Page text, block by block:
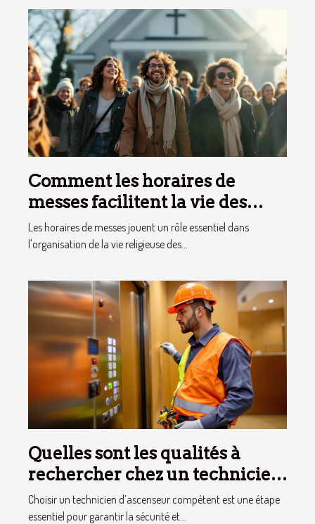
Comment les horaires de
messes facilitent la vie des
pratiquants ?
Les horaires de messes jouent un rôle essentiel dans
l'organisation de la vie religieuse des...
Quelles sont les qualités à
rechercher chez un technicien
d’ascenseur ?
Choisir un technicien d’ascenseur compétent est une étape
essentiel pour garantir la sécurité et...